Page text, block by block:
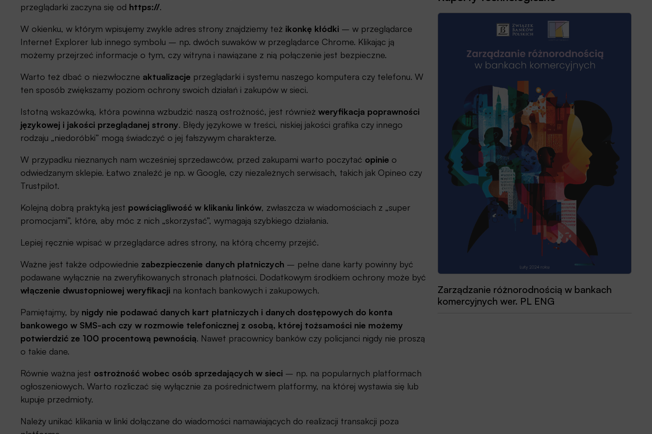
przeglądarki zaczyna się od https://.
W okienku, w którym wpisujemy zwykle adres strony znajdziemy też ikonkę kłódki – w przeglądarce
Internet Explorer lub innego symbolu – np. dwóch suwaków w przeglądarce Chrome. Klikając ją
możemy przejrzeć informacje o tym, czy witryna i nawiązane z nią połączenie jest bezpieczne.
Warto też dbać o niezwłoczne aktualizacje przeglądarki i systemu naszego komputera czy telefonu. W
ten sposób zwiększamy poziom ochrony swoich działań i zakupów w sieci.
Istotną wskazówką, która powinna wzbudzić naszą ostrożność, jest również weryfikacja poprawności
językowej i jakości przeglądanej strony. Błędy językowe w treści, niskiej jakości grafika czy innego
rodzaju „niedoróbki” mogą świadczyć o jej fałszywym charakterze.
W przypadku nieznanych nam wcześniej sprzedawców, przed zakupami warto poczytać opinie o
odwiedzanym sklepie. Łatwo znaleźć je np. w Google, czy niezależnych serwisach, takich jak Opineo czy
Trustpilot.
Kolejną dobrą praktyką jest powściągliwość w klikaniu linków, zwłaszcza w wiadomościach z „super
promocjami”, które, aby móc z nich „skorzystać”, wymagają szybkiego działania.
Lepiej ręcznie wpisać w przeglądarce adres strony, na którą chcemy przejść.
Ważne jest także odpowiednie zabezpieczenie danych płatniczych – pełne dane karty powinny być
podawane wyłącznie na zweryfikowanych stronach płatności. Dodatkowym środkiem ochrony może być
włączenie dwustopniowej weryfikacji na kontach bankowych i zakupowych.
Pamiętajmy, by nigdy nie podawać danych kart płatniczych i danych dostępowych do konta
bankowego w SMS-ach czy w rozmowie telefonicznej z osobą, której tożsamości nie możemy
potwierdzić ze 100 procentową pewnością. Nawet pracownicy banków czy policjanci nigdy nie proszą
o takie dane.
Równie ważna jest ostrożność wobec osób sprzedających w sieci – np. na popularnych platformach
ogłoszeniowych. Warto rozliczać się wyłącznie za pośrednictwem platformy, na której wystawia się lub
kupuje przedmioty.
Należy unikać klikania w linki dołączane do wiadomości namawiających do realizacji transakcji poza
Zarządzanie różnorodnością w bankach
komercyjnych wer. PL ENG
Przewodnik dobrych praktyk 2025